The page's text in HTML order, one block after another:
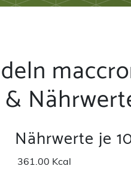
Nährwerte je
361.00 Kcal